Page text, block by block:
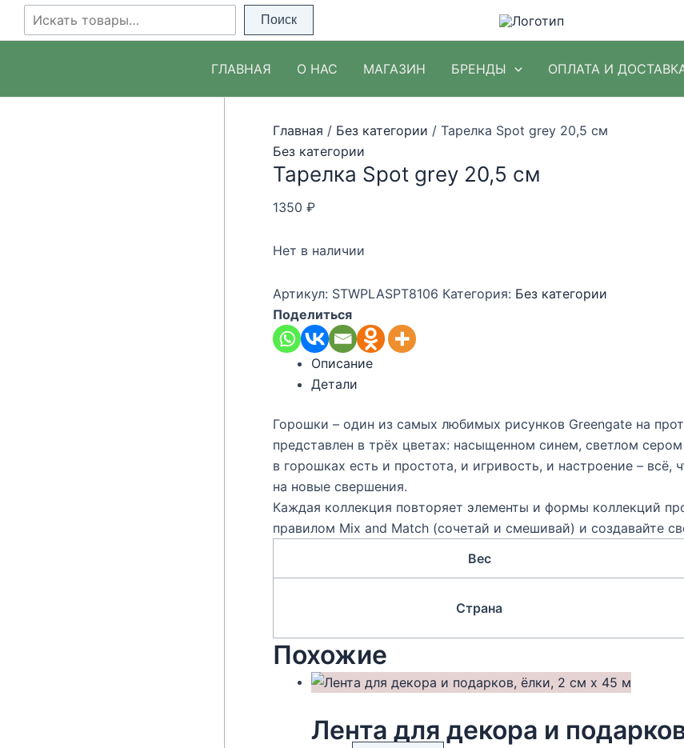
Перейти
Поиск Поиск
ГЛАВНАЯ О НАС МАГАЗИН БРЕНДЫ ОПЛАТА И
Главная / Без категории / Тарелка Spot grey 20,5 см
Без категории
Тарелка Spot grey 20,5 см
1350 ₽
Нет в наличии
Артикул: STWPLASPT8106 Категория: Без категории
Поделиться
Описание
Детали
Горошки – один из самых любимых рисунков Greengate на
представлен в трёх цветах: насыщенном синем, светлом
в горошках есть и простота, и игривость, и настроение –
на новые свершения.
Каждая коллекция повторяет элементы и формы коллекций
правилом Mix and Match (сочетай и смешивай) и создавайте
Вес
Страна
Похожие
Лента для декора и